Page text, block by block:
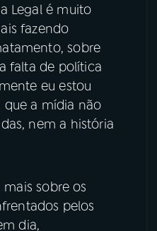
Legal é muito
fazendo
sobre
falta de política
eu estou
a mídia não
nem a história
sobre os
pelos
dia,